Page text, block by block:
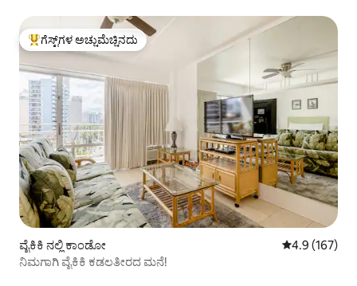
ಗೆಸ್ಟ್‌ಗಳಿಗೆ ಅತಿ ಹೆಚ್ಚು ಅಚ್ಚುಮೆಚ್ಚಿನದು
ಗೆಸ್ಟ್‌ಗಳ ಅಚ್ಚುಮೆಚ್ಚಿನದು
ವೈಕಿಕಿ ನಲ್ಲಿ ಕಾಂಡೋ 5 ರಲ್ಲಿ 4.9
4.9 (167)
ನಿಮಗಾಗಿ ವೈಕಿಕಿ ಕಡಲತೀರದ ಮನೆ!